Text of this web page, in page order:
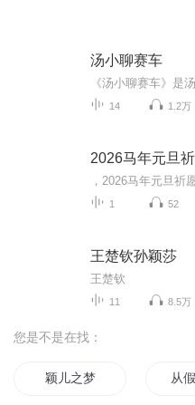
汤小聊赛车
14 1.2万
2026马年元旦
1 52
王楚钦孙颖莎
王楚钦
11 8.5万
您是不是在找：
颖儿之梦 从